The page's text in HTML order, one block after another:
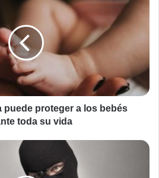
puede proteger a los bebés
toda su vida